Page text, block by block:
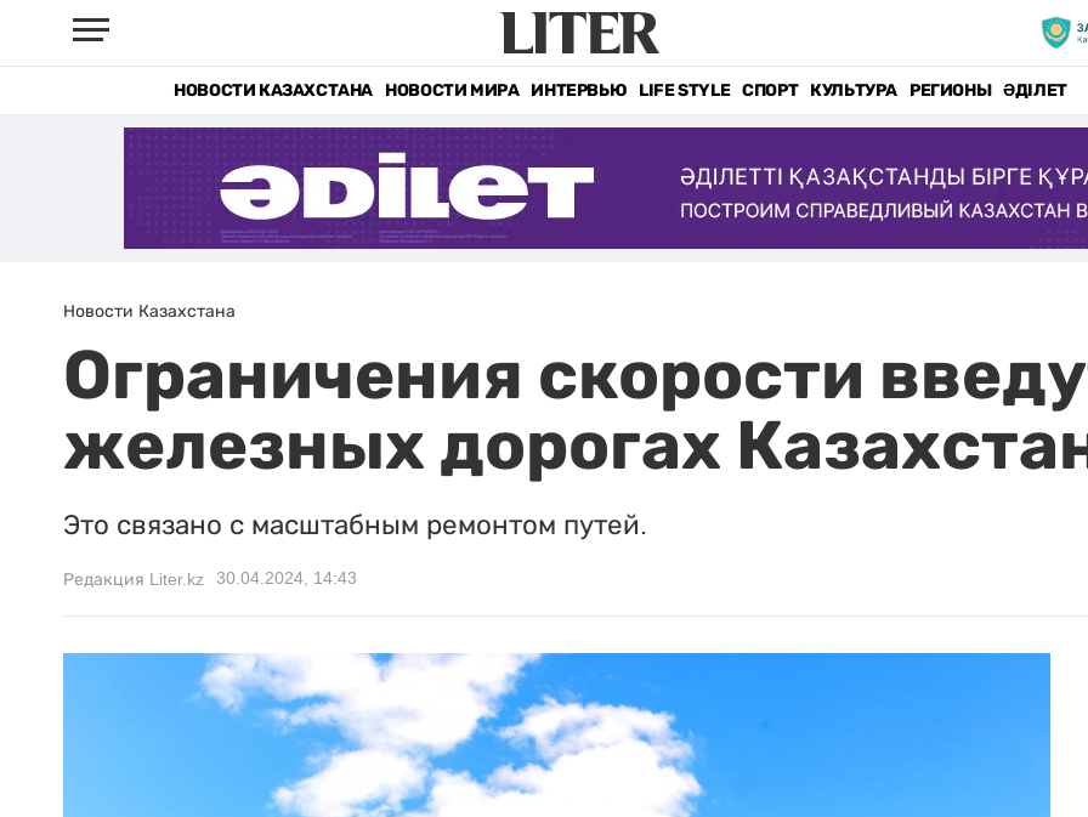
НОВОСТИ КАЗАХСТАНА НОВОСТИ МИРА ИНТЕРВЬЮ LIFE STYLE СПОРТ КУЛЬТУРА РЕГИОНЫ ӘДІЛЕТ
Новости Казахстана
Ограничения скорости
железных дорогах
Это связано с масштабным ремонтом путей.
Редакция Liter.kz 30.04.2024, 14:43